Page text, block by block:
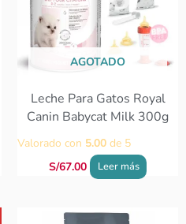
AGOTADO
Leche Para Gatos Royal
Canin Babycat Milk 300g
Valorado con 5.00 de 5
S/67.00 Leer más